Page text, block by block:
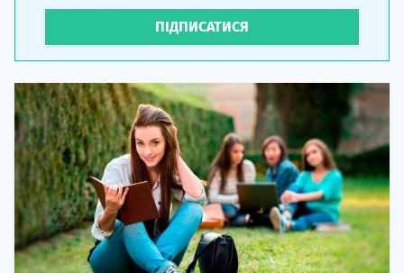
ПІДПИСАТИСЯ